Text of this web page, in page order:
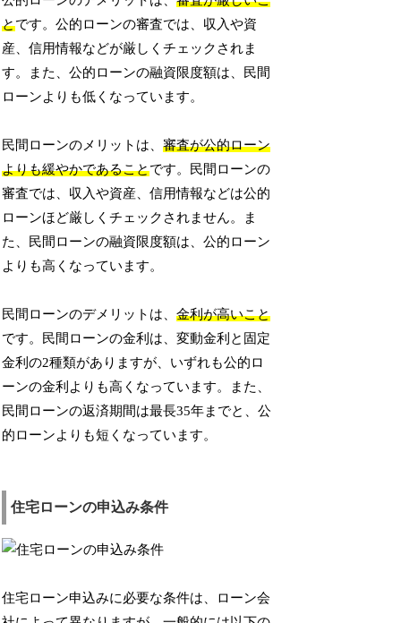
とです。公的ローンの審査では、収入や資
産、信用情報などが厳しくチェックされま
す。また、公的ローンの融資限度額は、民間
ローンよりも低くなっています。
民間ローンのメリットは、審査が公的ローン
よりも緩やかであることです。民間ローンの
審査では、収入や資産、信用情報などは公的
ローンほど厳しくチェックされません。ま
た、民間ローンの融資限度額は、公的ローン
よりも高くなっています。
民間ローンのデメリットは、金利が高いこと
です。民間ローンの金利は、変動金利と固定
金利の2種類がありますが、いずれも公的ロ
ーンの金利よりも高くなっています。また、
民間ローンの返済期間は最長35年までと、公
的ローンよりも短くなっています。
住宅ローンの申込み条件
住宅ローン申込みに必要な条件は、ローン会